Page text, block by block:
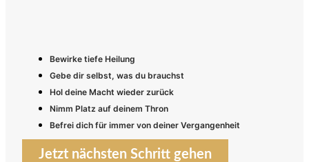
Bewirke tiefe Heilung
Gebe dir selbst, was du brauchst
Hol deine Macht wieder zurück
Nimm Platz auf deinem Thron
Befrei dich für immer von deiner Vergangenheit
Jetzt nächsten Schritt gehen